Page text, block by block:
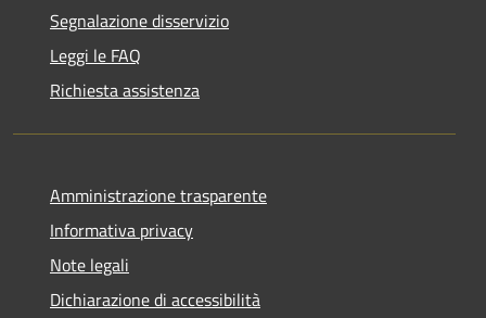
Segnalazione disservizio
Leggi le FAQ
Richiesta assistenza
Amministrazione trasparente
Informativa privacy
Note legali
Dichiarazione di accessibilità